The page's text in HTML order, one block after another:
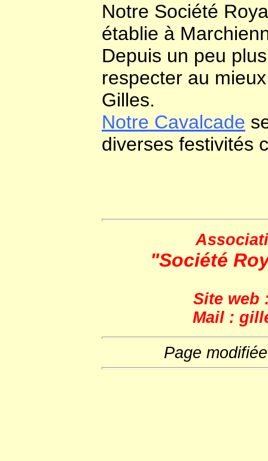
Notre Société
établie à
Depuis un peu
respecter au
Gilles.
Notre Cavalcade
diverses festivités
"Société
Site web
Mail :
Page